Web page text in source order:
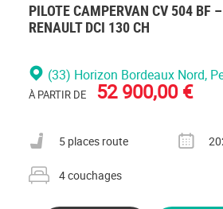
PILOTE CAMPERVAN CV 504 BF –
RENAULT DCI 130 CH
(33) Horizon Bordeaux Nord,
À PARTIR DE 52 900,00 €
Nombre de places carte grise
5 places route
Année
Nombre de couchages
4 couchages